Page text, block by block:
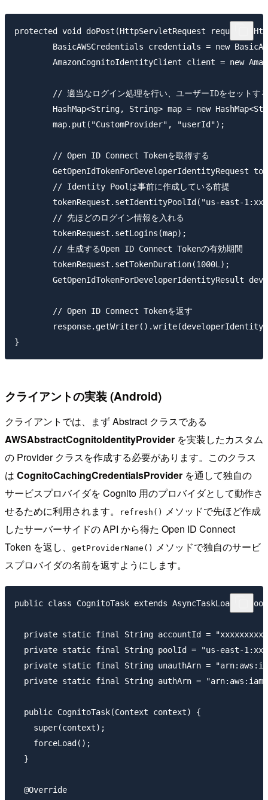
protected void doPost(HttpServletRequest request,
クライアントの実装 (Android)
クライアントでは、まず Abstract クラスである
AWSAbstractCognitoIdentityProvider を実装したカスタム
の Provider クラスを作成する必要があります。このクラス
は CognitoCachingCredentialsProvider を通して独自の
サービスプロバイダを Cognito 用のプロバイダとして動作さ
せるために利用されます。
refresh() メソッドで先ほど作成
したサーバーサイドの API から得た Open ID Connect
Token を返し、
getProviderName() メソッドで独自のサービ
スプロバイダの名前を返すようにします。
public class CognitoTask extends
private static final String accountId =
private static final String poolId = "us-east-
private static final String unauthArn =
private static final String authArn =
  public CognitoTask(Context context) {
    super(context);
    forceLoad();
  }
  @Override